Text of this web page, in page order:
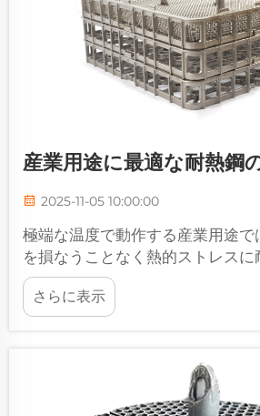
産業用途に最適な耐熱鋼
2025-11-05 10:00:00
極端な温度で動作する産業用途で
を損なうことなく熱的ストレス
求められます。耐熱鋼は、航空宇
で、さまざまな産業分野において
ションとして登場しました。
さらに表示